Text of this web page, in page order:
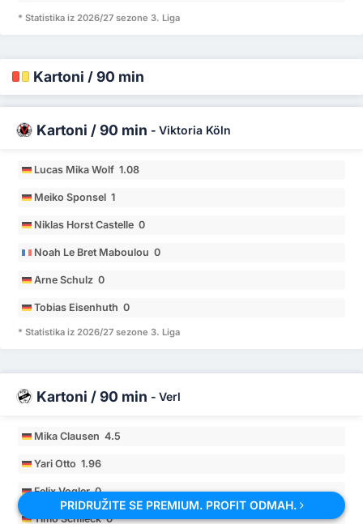
* Statistika iz 2026/27 sezone 3. Liga
Kartoni / 90 min
Kartoni / 90 min - Viktoria Köln
Lucas Mika Wolf 1.08
Meiko Sponsel 1
Niklas Horst Castelle 0
Noah Le Bret Maboulou 0
Arne Schulz 0
Tobias Eisenhuth 0
* Statistika iz 2026/27 sezone 3. Liga
Kartoni / 90 min - Verl
Mika Clausen 4.5
Yari Otto 1.96
Felix Vogler 0
Timo Schlieck 0
PRIDRUŽITE SE PREMIUM. PROFIT ODMAH.